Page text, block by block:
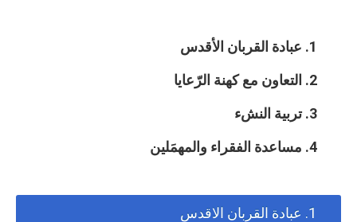
1. عبادة القربان الأقدس
2. التعاون مع كهنة الرّعايا
3. تربية النشء
4. مساعدة الفقراء والمهمَلين
1. عبادة القربان الاقدس